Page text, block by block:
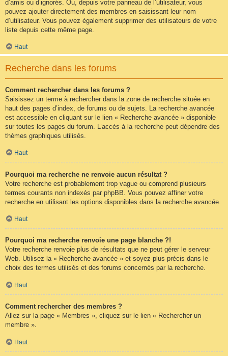
d’amis ou d’ignorés. Ou, depuis votre panneau de l’utilisateur, vous
pouvez ajouter directement des membres en saisissant leur nom
d’utilisateur. Vous pouvez également supprimer des utilisateurs de votre
liste depuis cette même page.
Haut
Recherche dans les forums
Comment rechercher dans les forums ?
Saisissez un terme à rechercher dans la zone de recherche située en
haut des pages d’index, de forums ou de sujets. La recherche avancée
est accessible en cliquant sur le lien « Recherche avancée » disponible
sur toutes les pages du forum. L’accès à la recherche peut dépendre des
thèmes graphiques utilisés.
Haut
Pourquoi ma recherche ne renvoie aucun résultat ?
Votre recherche est probablement trop vague ou comprend plusieurs
termes courants non indexés par phpBB. Vous pouvez affiner votre
recherche en utilisant les options disponibles dans la recherche avancée.
Haut
Pourquoi ma recherche renvoie une page blanche ?!
Votre recherche renvoie plus de résultats que ne peut gérer le serveur
Web. Utilisez la « Recherche avancée » et soyez plus précis dans le
choix des termes utilisés et des forums concernés par la recherche.
Haut
Comment rechercher des membres ?
Allez sur la page « Membres », cliquez sur le lien « Rechercher un
membre ».
Haut